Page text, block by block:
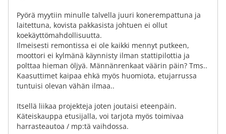
Pyörä myytiin minulle talvella juuri konerempattuna ja
laitettuna, kovista pakkasista johtuen ei ollut
koekäyttömahdollisuutta.
Ilmeisesti remontissa ei ole kaikki mennyt putkeen,
moottori ei kylmänä käynnisty ilman stattipilottia ja
polttaa hieman öljyä. Männänrenkaat väärin päin? Tms..
Kaasuttimet kaipaa ehkä myös huomiota, etujarrussa
tuntuisi olevan vähän ilmaa..
Itsellä liikaa projekteja joten joutaisi eteenpäin.
Käteiskauppa etusijalla, voi tarjota myös toimivaa
harrasteautoa / mp:tä vaihdossa.